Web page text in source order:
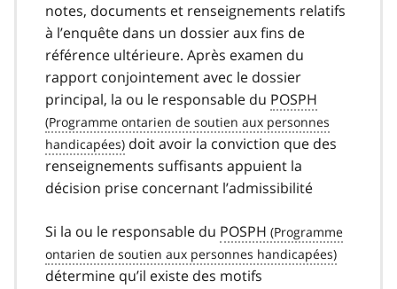
notes, documents et renseignements relatifs
à l’enquête dans un dossier aux fins de
référence ultérieure. Après examen du
rapport conjointement avec le dossier
principal, la ou le responsable du POSPH
doit avoir la conviction que des
renseignements suffisants appuient la
décision prise concernant l’admissibilité
Si la ou le responsable du POSPH
détermine qu’il existe des motifs